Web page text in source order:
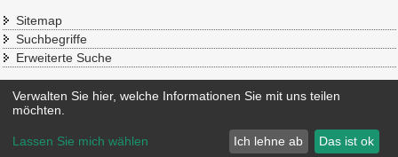
Sitemap
Suchbegriffe
Erweiterte Suche
Konto
© 2020 SLpB
Verwalten Sie hier, welche Informationen Sie mit uns teilen
möchten.
Lassen Sie mich wählen Ich lehne ab Das ist ok